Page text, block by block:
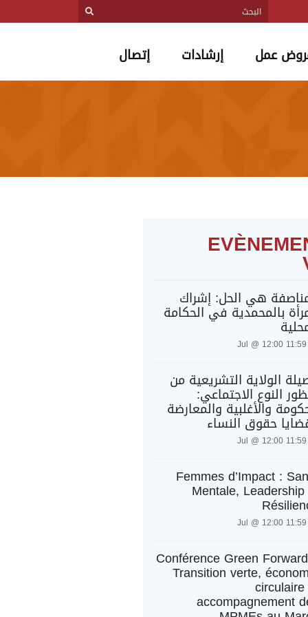
عمل إرشادات إتصال
هي الحل: إشراك
بالمحمدية في الحكامة
الولاية التشريعية من
النوع الاجتماعي:
والأغلبية والمعارضة
حقوق النساء
Femmes d’Impact :
Mentale,
Conférence Green
Transition verte,
accompagnement